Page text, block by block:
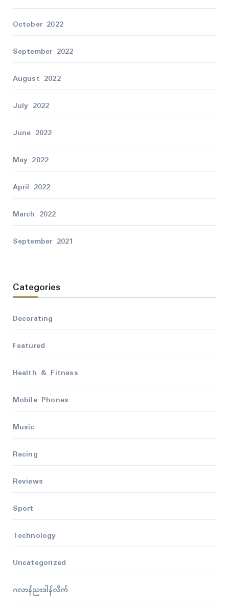
October 2022
September 2022
August 2022
July 2022
June 2022
May 2022
April 2022
March 2022
September 2021
Categories
Decorating
Featured
Health & Fitness
Mobile Phones
Music
Racing
Reviews
Sport
Technology
Uncategorized
ဂလာန်ညးဒါန်လိက်